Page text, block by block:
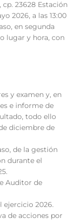
23628 Estación
2026, a las 13:00
en segunda
lugar y hora, con
y examen y, en
e informe de
todo ello
diciembre de
de la gestión
durante el
Auditor de
ejercicio 2026.
de acciones por